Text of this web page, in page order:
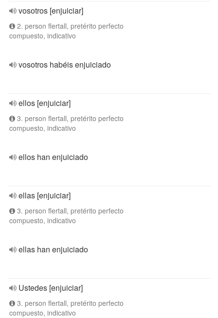
vosotros [enjuiciar]
2. person flertall, pretérito perfecto
compuesto, indicativo
vosotros habéis enjuiciado
ellos [enjuiciar]
3. person flertall, pretérito perfecto
compuesto, indicativo
ellos han enjuiciado
ellas [enjuiciar]
3. person flertall, pretérito perfecto
compuesto, indicativo
ellas han enjuiciado
Ustedes [enjuiciar]
3. person flertall, pretérito perfecto
compuesto, indicativo